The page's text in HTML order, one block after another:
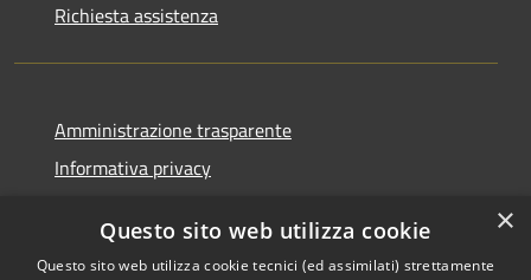
Richiesta assistenza
Amministrazione trasparente
Informativa privacy
Dichiarazione di accessibilità
×
Questo sito web utilizza cookie
Questo sito web utilizza cookie tecnici (ed assimilati) strettamente